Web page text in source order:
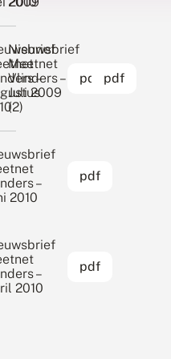
–
pdf
–
2010
pdf
–
2010
pdf
Nieuwsbrief
Meetnet
Vlinders –
Juli 2009
(2)
pdf